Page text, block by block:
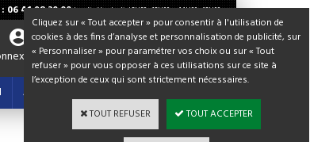
41 98 30 00Lundi - Vendredi / 8H30 - 12H00 et 14H00 - 18H00
Votre panier
0,00 €
ACTUALITES : BLOG
Cliquez sur « Tout accepter » pour consentir à l'utilisation de
cookies à des fins d’analyse et personnalisation de publicité, sur
« Personnaliser » pour paramétrer vos choix ou sur « Tout
refuser » pour vous opposer à ces utilisations sur ce site à
l’exception de ceux qui sont strictement nécessaires.
TOUT REFUSER TOUT ACCEPTER